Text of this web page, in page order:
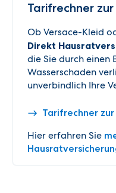
Tarifrechner
Ob Versace-Kleid
Direkt
die Sie durch einen
Wasserschaden
unverbindlich Ihre
Tarifrechner
Hier erfahren Sie